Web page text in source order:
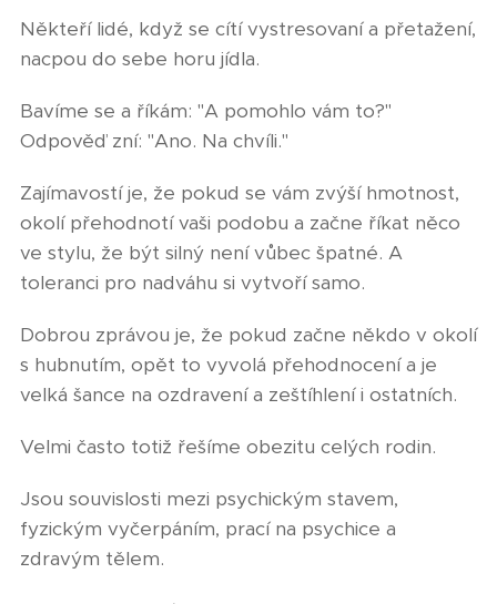
Někteří lidé, když se cítí vystresovaní a přetažení,
nacpou do sebe horu jídla.
Bavíme se a říkám: "A pomohlo vám to?"
Odpověď zní: "Ano. Na chvíli."
Zajímavostí je, že pokud se vám zvýší hmotnost,
okolí přehodnotí vaši podobu a začne říkat něco
ve stylu, že být silný není vůbec špatné. A
toleranci pro nadváhu si vytvoří samo.
Dobrou zprávou je, že pokud začne někdo v okolí
s hubnutím, opět to vyvolá přehodnocení a je
velká šance na ozdravení a zeštíhlení i ostatních.
Velmi často totiž řešíme obezitu celých rodin.
Jsou souvislosti mezi psychickým stavem,
fyzickým vyčerpáním, prací na psychice a
zdravým tělem.